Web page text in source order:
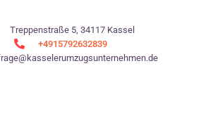
Treppenstraße 5, 34117 Kassel
+4915792632839